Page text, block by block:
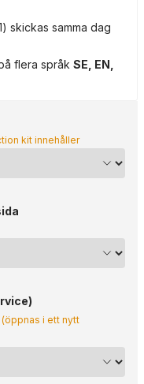
skickas samma dag
flera språk SE, EN,
kit innehåller
i ett nytt